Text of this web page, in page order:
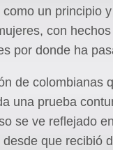
un principio
con
por donde ha
de colombianas
una prueba
se ve reflejado
que recibió